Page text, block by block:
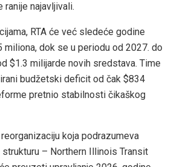
ranije najavljivali.
RTA će već sledeće godine
dok se u periodu od 2027. do
$1.3 milijarde novih sredstava. Time
budžetski deficit od čak $834
pretnio stabilnosti čikaškog
koja podrazumeva
strukturu – Northern Illinois Transit